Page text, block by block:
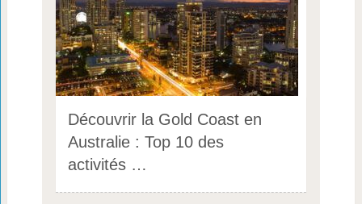
Découvrir la Gold Coast en
Australie : Top 10 des
activités …